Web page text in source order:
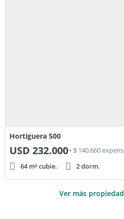
Hortiguera 500
USD 232.000+ $ 140.660
64 m² cubie.
2 dorm.
Ver más